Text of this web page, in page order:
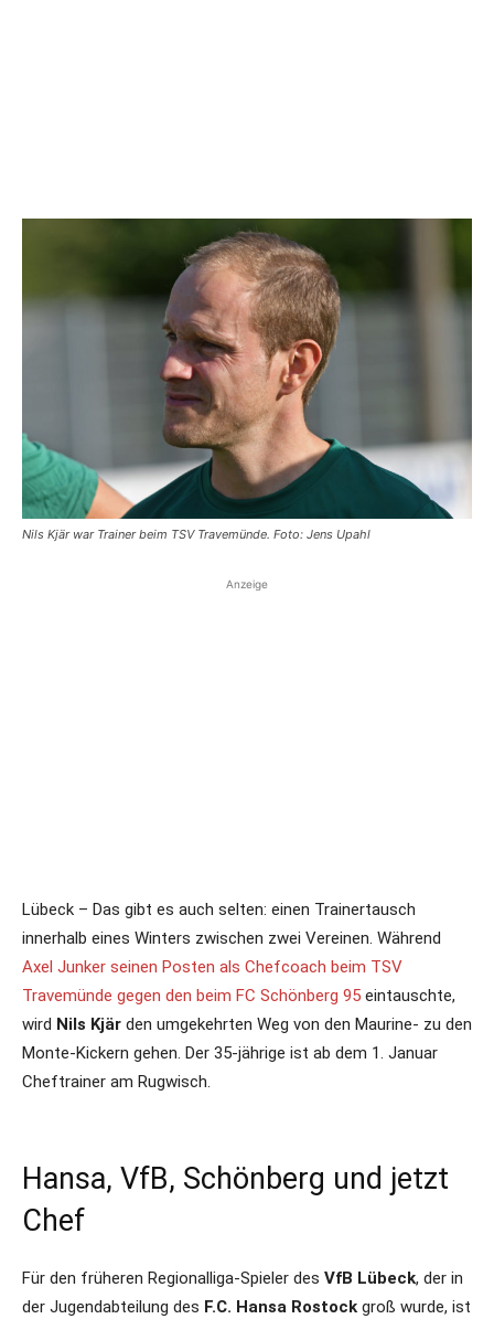
Nils Kjär war Trainer beim TSV Travemünde. Foto: Jens Upahl
Anzeige
Lübeck – Das gibt es auch selten: einen Trainertausch
innerhalb eines Winters zwischen zwei Vereinen. Während
Axel Junker seinen Posten als Chefcoach beim TSV
Travemünde gegen den beim FC Schönberg 95 eintauschte,
wird Nils Kjär den umgekehrten Weg von den Maurine- zu den
Monte-Kickern gehen. Der 35-jährige ist ab dem 1. Januar
Cheftrainer am Rugwisch.
Hansa, VfB, Schönberg und jetzt
Chef
Für den früheren Regionalliga-Spieler des VfB Lübeck, der in
der Jugendabteilung des F.C. Hansa Rostock groß wurde, ist